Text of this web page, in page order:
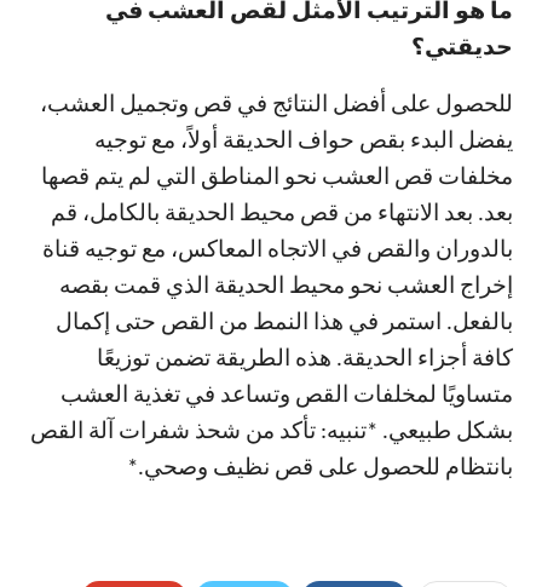
ما هو الترتيب الأمثل لقص العشب في
حديقتي؟
للحصول على أفضل النتائج في قص وتجميل العشب،
يفضل البدء بقص حواف الحديقة أولاً، مع توجيه
مخلفات قص العشب نحو المناطق التي لم يتم قصها
بعد. بعد الانتهاء من قص محيط الحديقة بالكامل، قم
بالدوران والقص في الاتجاه المعاكس، مع توجيه قناة
إخراج العشب نحو محيط الحديقة الذي قمت بقصه
بالفعل. استمر في هذا النمط من القص حتى إكمال
كافة أجزاء الحديقة. هذه الطريقة تضمن توزيعًا
متساويًا لمخلفات القص وتساعد في تغذية العشب
بشكل طبيعي. *تنبيه: تأكد من شحذ شفرات آلة القص
بانتظام للحصول على قص نظيف وصحي.*